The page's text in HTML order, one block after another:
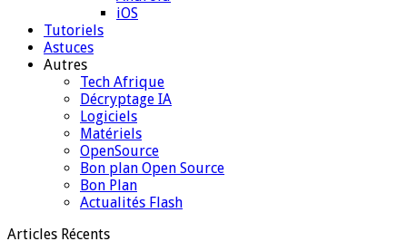
iOS
Tutoriels
Astuces
Autres
Tech Afrique
Décryptage IA
Logiciels
Matériels
OpenSource
Bon plan Open Source
Bon Plan
Actualités Flash
Articles Récents